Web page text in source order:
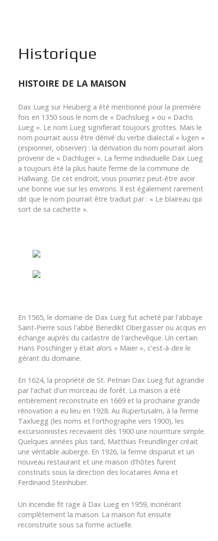
Historique
HISTOIRE DE LA MAISON
Dax Lueg sur Heuberg a été mentionné pour la première
fois en 1350 sous le nom de « Dachslueg » ou « Dachs
Lueg ». Le nom Lueg signifierait toujours grottes. Mais le
nom pourrait aussi être dérivé du verbe dialectal « lugen »
(espionner, observer) : la dérivation du nom pourrait alors
provenir de « Dachluger ». La ferme individuelle Dax Lueg
a toujours été la plus haute ferme de la commune de
Hallwang. De cet endroit, vous pourriez peut-être avoir
une bonne vue sur les environs. Il est également rarement
dit que le nom pourrait être traduit par : « Le blaireau qui
sort de sa cachette ».
En 1565, le domaine de Dax Lueg fut acheté par l'abbaye
Saint-Pierre sous l'abbé Benedikt Obergasser ou acquis en
échange auprès du cadastre de l'archevêque. Un certain
Hans Poschinger y était alors « Maier », c'est-à-dire le
gérant du domaine.
En 1624, la propriété de St. Petrian Dax Lueg fut agrandie
par l'achat d'un morceau de forêt. La maison a été
entièrement reconstruite en 1669 et la prochaine grande
rénovation a eu lieu en 1928. Au Rupertusalm, à la ferme
Taxluegg (les noms et l'orthographe vers 1900), les
excursionnistes recevaient dès 1900 une nourriture simple.
Quelques années plus tard, Matthias Freundlinger créait
une véritable auberge. En 1926, la ferme disparut et un
nouveau restaurant et une maison d'hôtes furent
construits sous la direction des locataires Anna et
Ferdinand Steinhuber.
Un incendie fit rage à Dax Lueg en 1959, incinérant
complètement la maison. La maison fut ensuite
reconstruite sous sa forme actuelle.